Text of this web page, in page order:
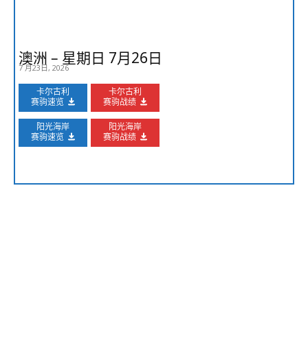
澳洲 – 星期日 7月26日
7 月23日, 2026
卡尔古利
赛驹速览
卡尔古利
赛驹战绩
阳光海岸
赛驹速览
阳光海岸
赛驹战绩